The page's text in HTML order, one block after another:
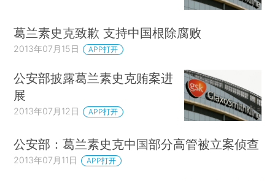
葛兰素史克致歉 支持中国根除腐败
2013年07月15日 APP打开
公安部披露葛兰素史克贿案进
展
2013年07月12日 APP打开
公安部：葛兰素史克中国部分高管被立案侦查
2013年07月11日 APP打开